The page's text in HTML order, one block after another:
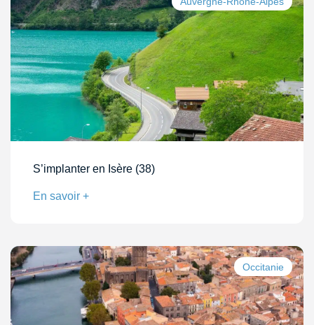
S’implanter en Isère (38)
En savoir +
Occitanie